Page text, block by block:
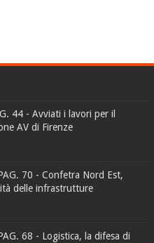
44 - Avviati i lavori per il
AV di Firenze
70 - Confetra Nord Est,
delle infrastrutture
68 - Logistica, la difesa di